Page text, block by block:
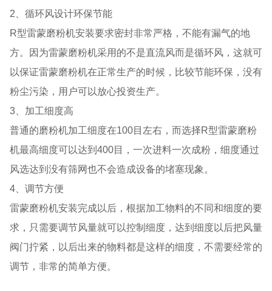
2、循环风设计环保节能
R型雷蒙磨粉机安装要求密封非常严格，不能有漏气的地
方。因为雷蒙磨粉机采用的不是直流风而是循环风，这就可
以保证雷蒙磨粉机在正常生产的时候，比较节能环保，没有
粉尘污染，用户可以放心投资生产。
3、加工细度高
普通的磨粉机加工细度在100目左右，而选择R型雷蒙磨粉
机最高细度可以达到400目，一次进料一次成粉，细度通过
风选达到没有筛网也不会造成设备的堵塞现象。
4、调节方便
雷蒙磨粉机安装完成以后，根据加工物料的不同和细度的要
求，只需要调节风量就可以控制细度，达到细度以后把风量
阀门拧紧，以后出来的物料都是这样的细度，不需要经常的
调节，非常的简单方便。